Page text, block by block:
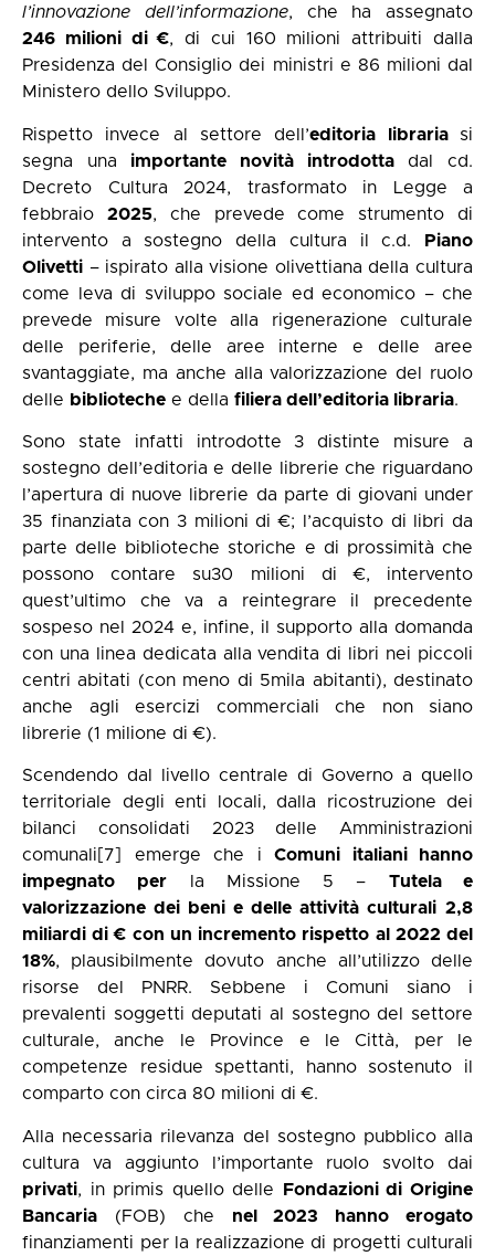
l’innovazione dell’informazione, che ha assegnato
246 milioni di €, di cui 160 milioni attribuiti dalla
Presidenza del Consiglio dei ministri e 86 milioni dal
Ministero dello Sviluppo.
Rispetto invece al settore dell’editoria libraria si
segna una importante novità introdottadal cd.
Decreto Cultura 2024, trasformato in Legge a
febbraio 2025, che prevede come strumento di
intervento a sostegno della cultura il c.d. Piano
Olivetti – ispirato alla visione olivettiana della cultura
come leva di sviluppo sociale ed economico – che
prevede misure volte alla rigenerazione culturale
delle periferie, delle aree interne e delle aree
svantaggiate, ma anche alla valorizzazione del ruolo
delle biblioteche e della filiera dell’editoria libraria.
Sono state infatti introdotte 3 distinte misure a
sostegno dell’editoria e delle librerie che riguardano
l’apertura di nuove librerie da parte di giovani under
35 finanziata con 3 milioni di €; l’acquisto di libri da
parte delle biblioteche storiche e di prossimità che
possono contare su30 milioni di €, intervento
quest’ultimo che va a reintegrare il precedente
sospeso nel 2024 e, infine, il supporto alla domanda
con una linea dedicata alla vendita di libri nei piccoli
centri abitati (con meno di 5mila abitanti), destinato
anche agli esercizi commerciali che non siano
librerie (1 milione di €).
Scendendo dal livello centrale di Governo a quello
territoriale degli enti locali, dalla ricostruzione dei
bilanci consolidati 2023 delle Amministrazioni
comunali [7] emerge che i Comuni italiani hanno
impegnato
per la Missione 5 – Tutela e
valorizzazione dei beni e delle attività culturali 2,8
miliardi di € con un incremento rispetto al 2022 del
18%, plausibilmente dovuto anche all’utilizzo delle
risorse del PNRR. Sebbene i Comuni siano i
prevalenti soggetti deputati al sostegno del settore
culturale, anche le Province e le Città, per le
competenze residue spettanti, hanno sostenuto il
comparto con circa 80 milioni di €.
Alla necessaria rilevanza del sostegno pubblico alla
cultura va aggiunto l’importante ruolo svolto dai
privati, in primis quello delle
Fondazioni di Origine
Bancaria (FOB) che nel 2023 hanno erogato
finanziamenti per la realizzazione di progetti culturali